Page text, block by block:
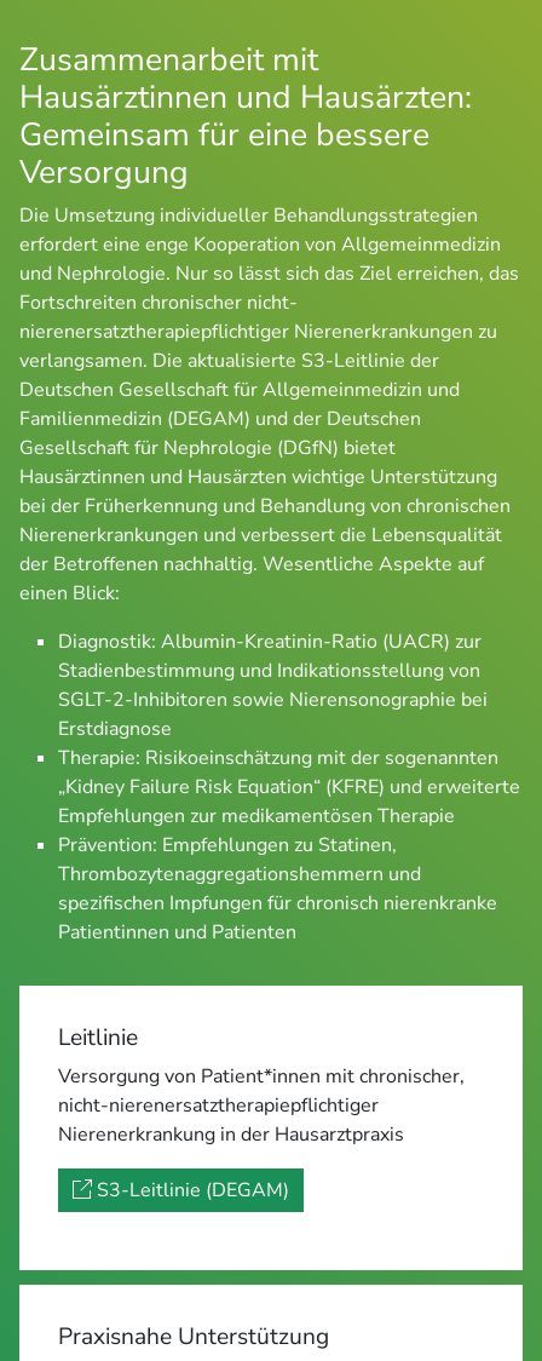
Zusammenarbeit mit
Hausärztinnen und Hausärzten:
Gemeinsam für eine bessere
Versorgung
Die Umsetzung individueller Behandlungsstrategien
erfordert eine enge Kooperation von Allgemeinmedizin
und Nephrologie. Nur so lässt sich das Ziel erreichen, das
Fortschreiten chronischer nicht-
nierenersatztherapiepflichtiger Nierenerkrankungen zu
verlangsamen. Die aktualisierte S3-Leitlinie der
Deutschen Gesellschaft für Allgemeinmedizin und
Familienmedizin (DEGAM) und der Deutschen
Gesellschaft für Nephrologie (DGfN) bietet
Hausärztinnen und Hausärzten wichtige Unterstützung
bei der Früherkennung und Behandlung von chronischen
Nierenerkrankungen und verbessert die Lebensqualität
der Betroffenen nachhaltig. Wesentliche Aspekte auf
einen Blick:
Diagnostik: Albumin-Kreatinin-Ratio (UACR) zur
Stadienbestimmung und Indikationsstellung von
SGLT-2-Inhibitoren sowie Nierensonographie bei
Erstdiagnose
Therapie: Risikoeinschätzung mit der sogenannten
„Kidney Failure Risk Equation“ (KFRE) und erweiterte
Empfehlungen zur medikamentösen Therapie
Prävention: Empfehlungen zu Statinen,
Thrombozytenaggregationshemmern und
spezifischen Impfungen für chronisch nierenkranke
Patientinnen und Patienten
Leitlinie
Versorgung von Patient*innen mit chronischer,
nicht-nierenersatztherapiepflichtiger
Nierenerkrankung in der Hausarztpraxis
S3-Leitlinie (DEGAM)
Praxisnahe Unterstützung